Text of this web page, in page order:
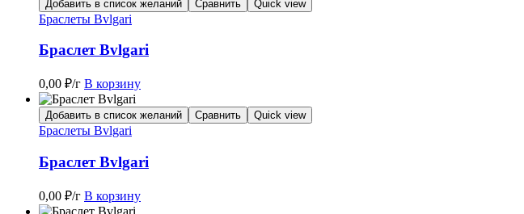
Добавить в список желаний Сравнить Quick view
Браслеты Bvlgari
Браслет Bvlgari
0,00 ₽/г В корзину
Добавить в список желаний Сравнить Quick view
Браслеты Bvlgari
Браслет Bvlgari
0,00 ₽/г В корзину